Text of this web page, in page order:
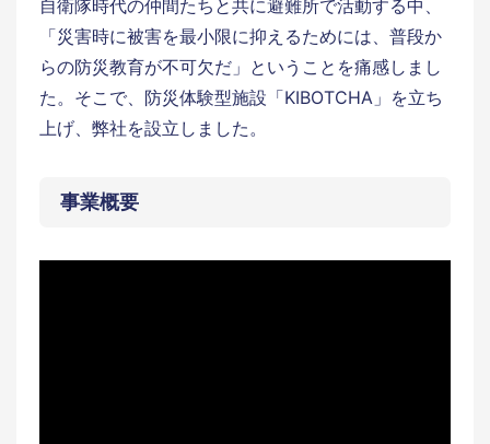
自衛隊時代の仲間たちと共に避難所で活動する中、
「災害時に被害を最小限に抑えるためには、普段か
らの防災教育が不可欠だ」ということを痛感しまし
た。そこで、防災体験型施設「KIBOTCHA」を立ち
上げ、弊社を設立しました。
事業概要